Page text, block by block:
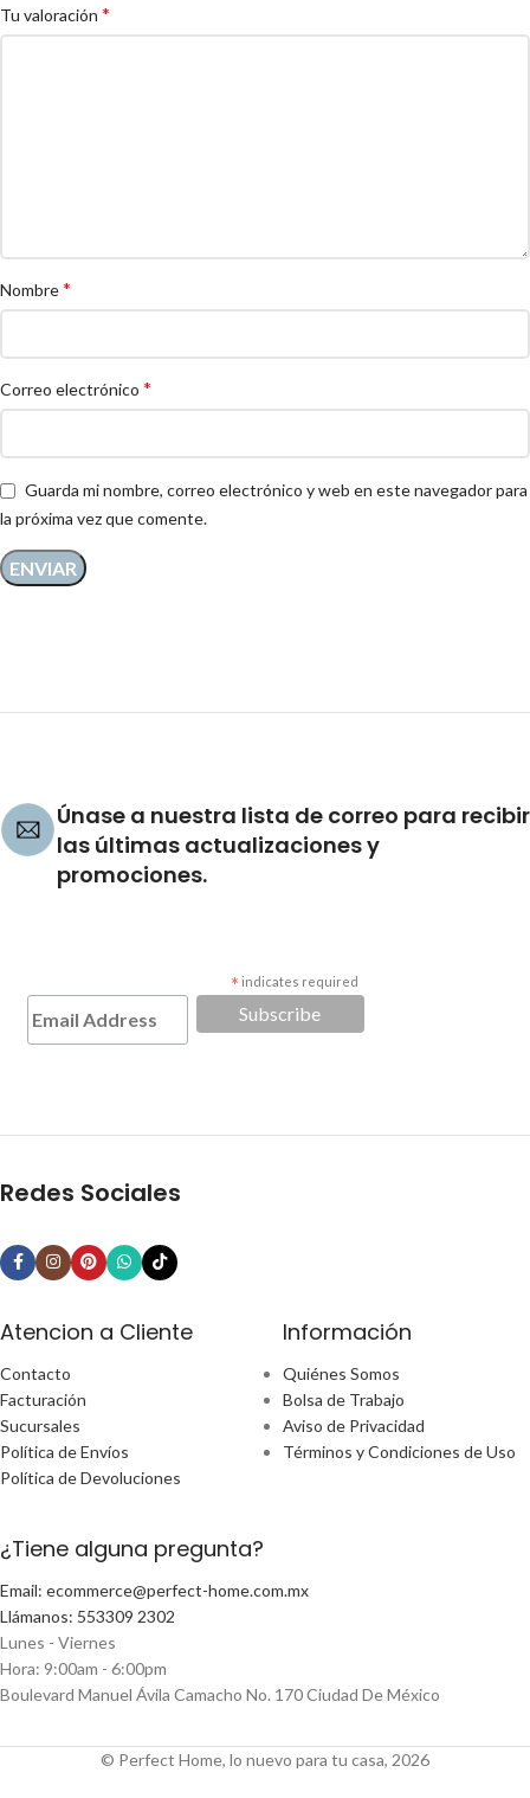
Tu valoración *
Nombre*
Correo electrónico *
Guarda mi nombre, correo electrónico y web en este navegador para
la próxima vez que comente.
Únase a nuestra lista de correo para recibir
las últimas actualizaciones y
promociones.
* indicates required
Redes Sociales
Atencion a Cliente
Contacto
Facturación
Sucursales
Política de Envíos
Política de Devoluciones
Información
Quiénes Somos
Bolsa de Trabajo
Aviso de Privacidad
Términos y Condiciones de Uso
¿Tiene alguna pregunta?
Email: ecommerce@perfect-home.com.mx
Llámanos: 553309 2302
Lunes - Viernes
Hora: 9:00am - 6:00pm
Boulevard Manuel Ávila Camacho No. 170 Ciudad De México
© Perfect Home, lo nuevo para tu casa, 2026